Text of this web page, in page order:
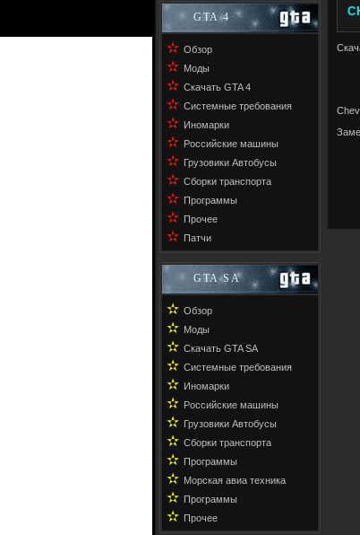
GTA 4
✫ Обзор
✫ Моды
✫ Скачать GTA 4
✫ Системные требования
✫ Иномарки
✫ Российские машины
✫ Грузовики Автобусы
✫ Сборки транспорта
✫ Программы
✫ Прочее
✫ Патчи
GTA SA
✫ Обзор
✫ Моды
✫ Скачать GTA SA
✫ Системные требования
✫ Иномарки
✫ Российские машины
✫ Грузовики Автобусы
✫ Сборки транспорта
✫ Программы
✫ Морская авиа техника
✫ Программы
✫ Прочее